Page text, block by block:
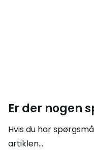
Er der nogen
Hvis du har
artiklen...